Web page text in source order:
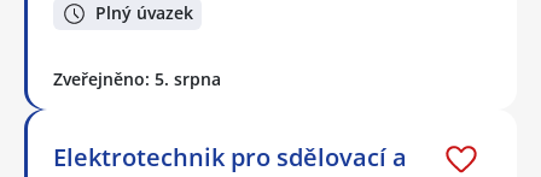
Plný úvazek
Zveřejněno: 5. srpna
Elektrotechnik pro sdělovací a